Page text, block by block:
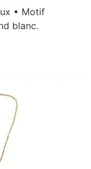
• Motif
blanc.